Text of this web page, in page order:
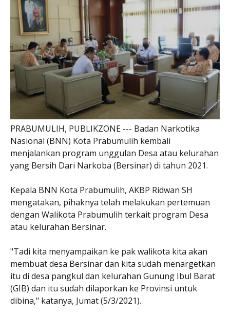
PRABUMULIH, PUBLIKZONE --- Badan Narkotika
Nasional (BNN) Kota Prabumulih kembali
menjalankan program unggulan Desa atau kelurahan
yang Bersih Dari Narkoba (Bersinar) di tahun 2021.
Kepala BNN Kota Prabumulih, AKBP Ridwan SH
mengatakan, pihaknya telah melakukan pertemuan
dengan Walikota Prabumulih terkait program Desa
atau kelurahan Bersinar.
"Tadi kita menyampaikan ke pak walikota kita akan
membuat desa Bersinar dan kita sudah menargetkan
itu di desa pangkul dan kelurahan Gunung Ibul Barat
(GIB) dan itu sudah dilaporkan ke Provinsi untuk
dibina," katanya, Jumat (5/3/2021).